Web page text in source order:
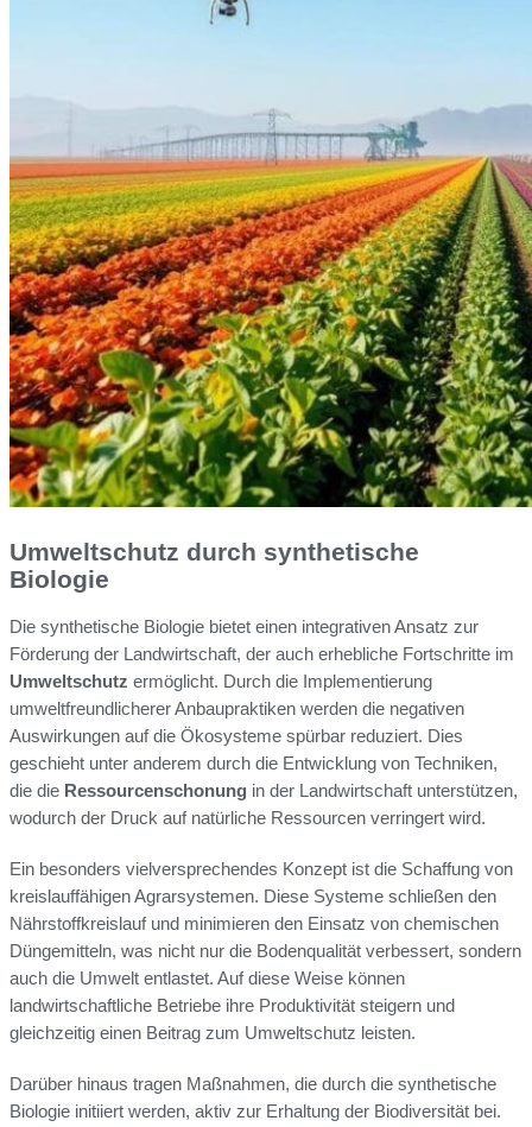
Umweltschutz durch synthetische
Biologie
Die synthetische Biologie bietet einen integrativen Ansatz zur
Förderung der Landwirtschaft, der auch erhebliche Fortschritte im
Umweltschutz ermöglicht. Durch die Implementierung
umweltfreundlicherer Anbaupraktiken werden die negativen
Auswirkungen auf die Ökosysteme spürbar reduziert. Dies
geschieht unter anderem durch die Entwicklung von Techniken,
die die Ressourcenschonung in der Landwirtschaft unterstützen,
wodurch der Druck auf natürliche Ressourcen verringert wird.
Ein besonders vielversprechendes Konzept ist die Schaffung von
kreislauffähigen Agrarsystemen. Diese Systeme schließen den
Nährstoffkreislauf und minimieren den Einsatz von chemischen
Düngemitteln, was nicht nur die Bodenqualität verbessert, sondern
auch die Umwelt entlastet. Auf diese Weise können
landwirtschaftliche Betriebe ihre Produktivität steigern und
gleichzeitig einen Beitrag zum Umweltschutz leisten.
Darüber hinaus tragen Maßnahmen, die durch die synthetische
Biologie initiiert werden, aktiv zur Erhaltung der Biodiversität bei.